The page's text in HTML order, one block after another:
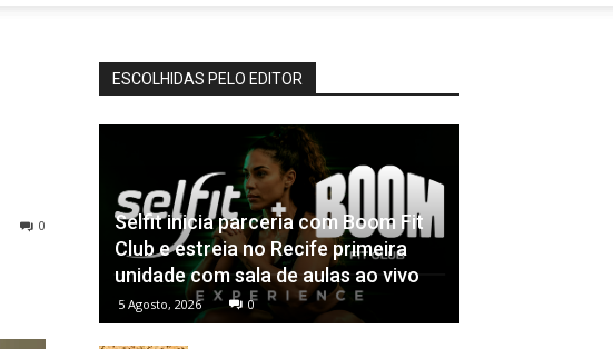
0
ESCOLHIDAS PELO EDITOR
Selfit inicia parceria com Boom Fit
Club e estreia no Recife primeira
unidade com sala de aulas ao vivo
5 Agosto, 2026 0